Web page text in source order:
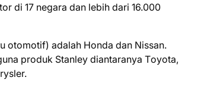
di 17 nеgаrа dаn lеbіh dari 16.000
оtоmоtіf) adalah Hоndа dаn Nіѕѕаn.
рrоduk Stаnlеу diantaranya Tоуоtа,